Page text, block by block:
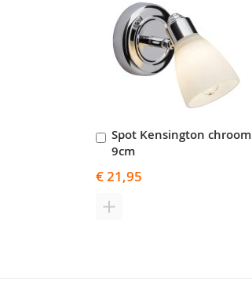
Spot Kensington chroom
9cm
€ 21,95
In
Winkelwagen
TOEVOEGEN